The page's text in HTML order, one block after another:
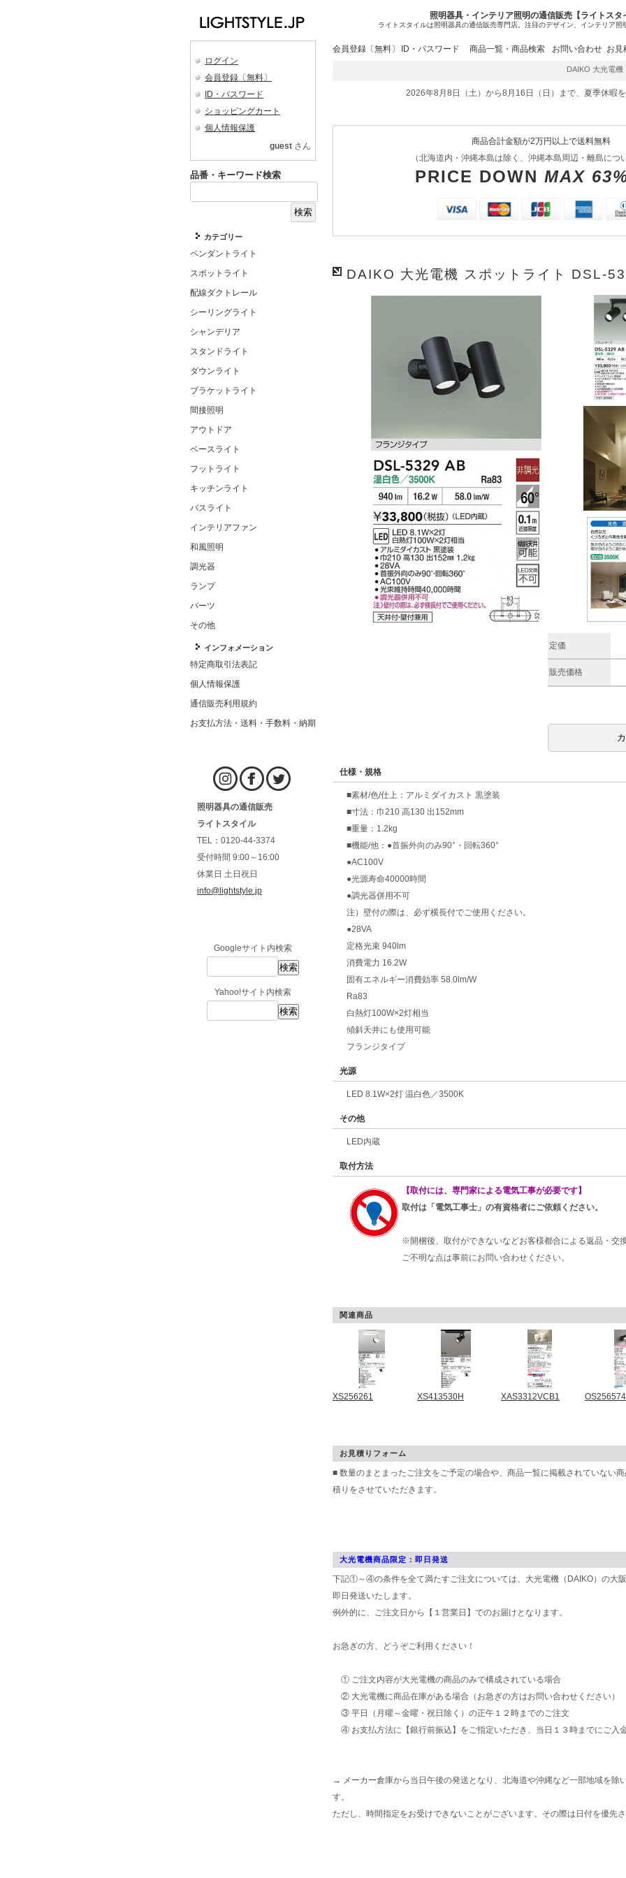
照明器具・インテリア照明の通信販売【ライトスタ
ライトスタイルは照明器具の通信販売専門店。注目のデザイン、インテリア照
ログイン
会員登録〔無料〕
ID・パスワード
ショッピングカート
個人情報保護
guest さん
品番・キーワード検索
カテゴリー
ペンダントライト
スポットライト
配線ダクトレール
シーリングライト
シャンデリア
スタンドライト
ダウンライト
ブラケットライト
間接照明
アウトドア
ベースライト
フットライト
キッチンライト
バスライト
インテリアファン
和風照明
調光器
ランプ
パーツ
その他
インフォメーション
特定商取引法表記
個人情報保護
通信販売利用規約
お支払方法・送料・手数料・納期
照明器具の通信販売
ライトスタイル
TEL：0120-44-3374
受付時間 9:00～16:00
休業日 土日祝日
info@lightstyle.jp
Googleサイト内検索
Yahoo!サイト内検索
会員登録〔無料〕 ID・パスワード 商品一覧・商品検索 お問い合わせ お見
DAIKO 大光電機 ス
2026年8月8日（土）から8月16日（日）まで、夏季休暇
商品合計金額が2万円以上で送料無料
（北海道内・沖縄本島は除く、沖縄本島周辺・離島につ
PRICE DOWN MAX
DAIKO 大光電機 スポットライト DSL-
定価
販売価格
仕様・規格
■素材/色/仕上：アルミダイカスト 黒塗装
■寸法：巾210 高130 出152mm
■重量：1.2kg
■機能/他：●首振外向のみ90°・回転360°
●AC100V
●光源寿命40000時間
●調光器併用不可
注）壁付の際は、必ず横長付でご使用ください。
●28VA
定格光束 940lm
消費電力 16.2W
固有エネルギー消費効率 58.0lm/W
Ra83
白熱灯100W×2灯相当
傾斜天井にも使用可能
フランジタイプ
光源
LED 8.1W×2灯 温白色／3500K
その他
LED内蔵
取付方法
【取付には、専門家による電気工事が必要です】
取付は「電気工事士」の有資格者にご依頼ください。
※開梱後、取付ができないなどお客様都合による返品・交
ご不明な点は事前にお問い合わせください。
関連商品
XS256261 XS413530H XAS3312VCB1
お見積りフォーム
■ 数量のまとまったご注文をご予定の場合や、商品一覧に掲載されていない
積りをさせていただきます。
大光電機商品限定：即日発送
下記①～④の条件を全て満たすご注文については、大光電機（DAIKO）の大阪
即日発送いたします。
例外的に、ご注文日から【１営業日】でのお届けとなります。
お急ぎの方、どうぞご利用ください！
① ご注文内容が大光電機の商品のみで構成されている場合
② 大光電機に商品在庫がある場合（お急ぎの方はお問い合わせください）
③ 平日（月曜～金曜・祝日除く）の正午１２時までのご注文
④ お支払方法に【銀行前振込】をご指定いただき、当日１３時までにご入
→ メーカー倉庫から当日午後の発送となり、北海道や沖縄など一部地域を除
す。
ただし、時間指定をお受けできないことがございます。その際は日付を優先さ